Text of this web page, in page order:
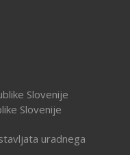
Slovenije
Slovenije
uradnega